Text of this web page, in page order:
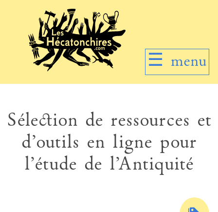
☰ menu
Sélection de ressources et
d’outils en ligne pour
l’étude de l’Antiquité